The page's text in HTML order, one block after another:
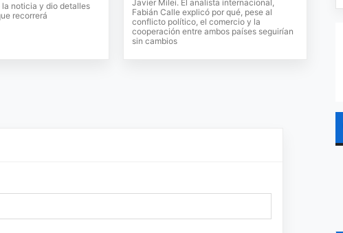
noticia y dio detalles
recorrerá
Javier Milei. El analista internacional,
Fabián Calle explicó por qué, pese al
conflicto político, el comercio y la
cooperación entre ambos países seguirían
sin cambios